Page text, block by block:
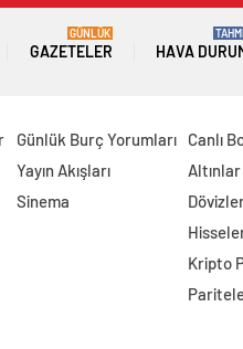
GAZETELER
GÜNLÜK
HAVA
Günlük Burç Yorumları
Yayın Akışları
Sinema
Canlı
Altınlar
Kripto